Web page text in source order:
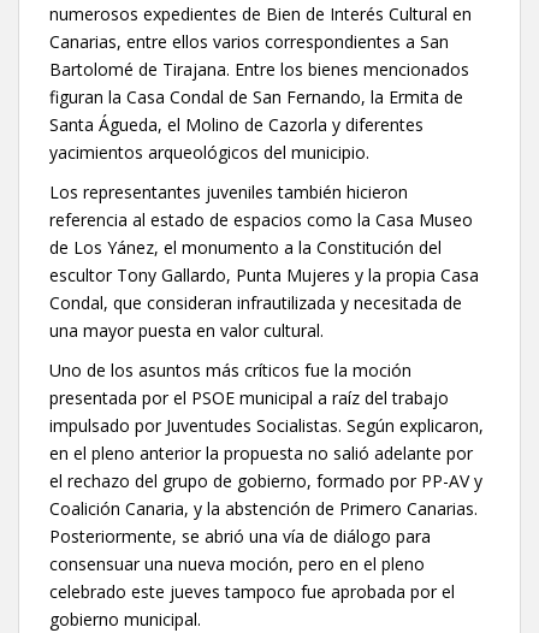
numerosos expedientes de Bien de Interés Cultural en
Canarias, entre ellos varios correspondientes a San
Bartolomé de Tirajana. Entre los bienes mencionados
figuran la Casa Condal de San Fernando, la Ermita de
Santa Águeda, el Molino de Cazorla y diferentes
yacimientos arqueológicos del municipio.
Los representantes juveniles también hicieron
referencia al estado de espacios como la Casa Museo
de Los Yánez, el monumento a la Constitución del
escultor Tony Gallardo, Punta Mujeres y la propia Casa
Condal, que consideran infrautilizada y necesitada de
una mayor puesta en valor cultural.
Uno de los asuntos más críticos fue la moción
presentada por el PSOE municipal a raíz del trabajo
impulsado por Juventudes Socialistas. Según explicaron,
en el pleno anterior la propuesta no salió adelante por
el rechazo del grupo de gobierno, formado por PP-AV y
Coalición Canaria, y la abstención de Primero Canarias.
Posteriormente, se abrió una vía de diálogo para
consensuar una nueva moción, pero en el pleno
celebrado este jueves tampoco fue aprobada por el
gobierno municipal.